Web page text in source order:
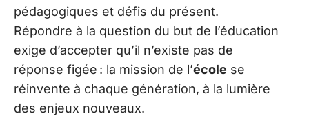
pédagogiques et défis du présent.
Répondre à la question du but de l’éducation
exige d’accepter qu’il n’existe pas de
réponse figée : la mission de l’école se
réinvente à chaque génération, à la lumière
des enjeux nouveaux.